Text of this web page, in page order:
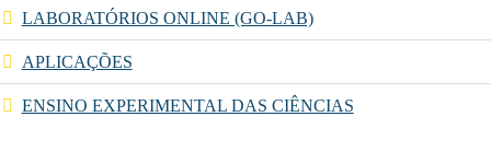
LABORATÓRIOS ONLINE (GO-LAB)
APLICAÇÕES
ENSINO EXPERIMENTAL DAS CIÊNCIAS